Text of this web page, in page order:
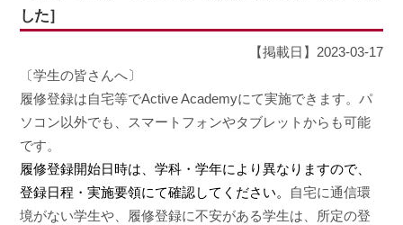
した］
【掲載日】2023-03-17
〔学生の皆さんへ〕
履修登録は自宅等でActive Academyにて実施できます。パ
ソコン以外でも、スマートフォンやタブレットからも可能
です。
履修登録開始日時は、学科・学年により異なりますので、
登録日程・実施要領にて確認してください。
自宅に通信環
境がない学生や、履修登録に不安がある学生は、所定の登